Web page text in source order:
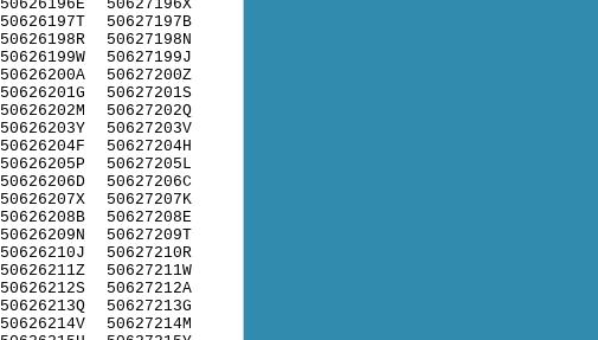
50626196E
50626197T
50626198R
50626199W
50626200A
50626201G
50626202M
50626203Y
50626204F
50626205P
50626206D
50626207X
50626208B
50626209N
50626210J
50626211Z
50626212S
50626213Q
50626214V
50627196X
50627197B
50627198N
50627199J
50627200Z
50627201S
50627202Q
50627203V
50627204H
50627205L
50627206C
50627207K
50627208E
50627209T
50627210R
50627211W
50627212A
50627213G
50627214M